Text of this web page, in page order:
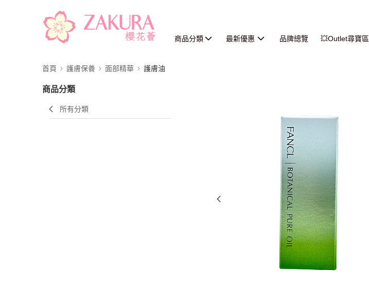
商品分類 最新優惠 品牌總覽 💥Outlet尋寶區
首頁 護膚保養 面部精華 護膚油
商品分類
所有分類